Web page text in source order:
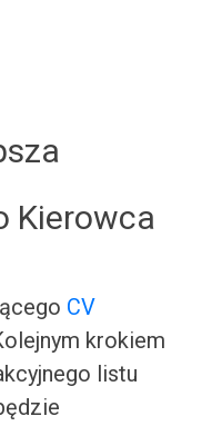
Kierowca
CV
krokiem
listu